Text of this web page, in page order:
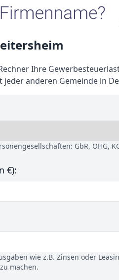
Ihre
anderen Gemeinde in
GbR, OHG,
€):
wie z.B. Zinsen oder
machen.